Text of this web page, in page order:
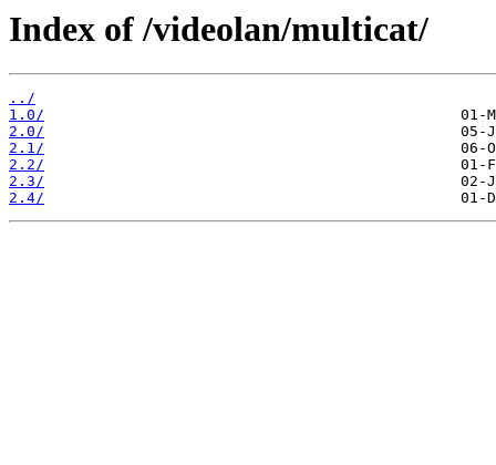
Index of /videolan/multicat/
../
1.0/
2.0/
2.1/
2.2/
2.3/
2.4/